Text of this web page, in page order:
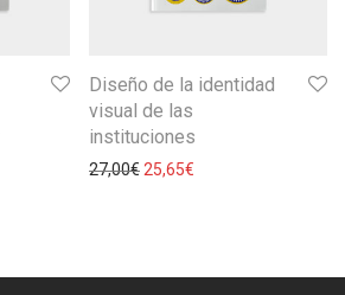
Diseño de la identidad
visual de las
instituciones
27,00€ 25,65€